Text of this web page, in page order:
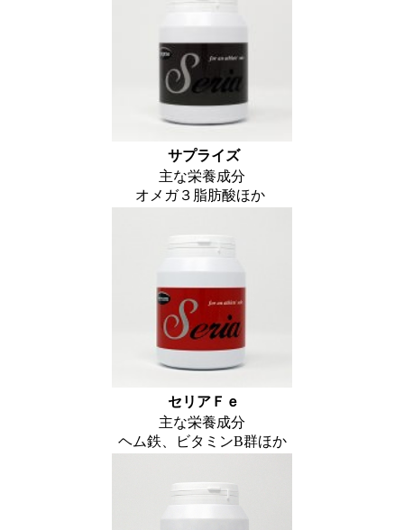
サプライズ
主な栄養成分
オメガ３脂肪酸ほか
セリアＦｅ
主な栄養成分
ヘム鉄、ビタミンB群ほか